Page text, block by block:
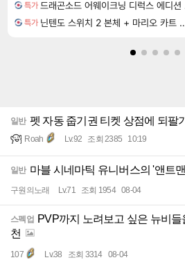
특가
특가 닌텐도 스위치 2
일반 펫 자동 줍기권 티켓 상점에 되팔
Roah Lv.92 조회 2385 10:19
일반 마블 시네마틱 유니버스의 '앤트
구원의노래 Lv.71 조회 1954 08-04
스펙업
PVP까지 노려보고 싶은 뉴비
천
107 Lv.38 조회 3314 08-04